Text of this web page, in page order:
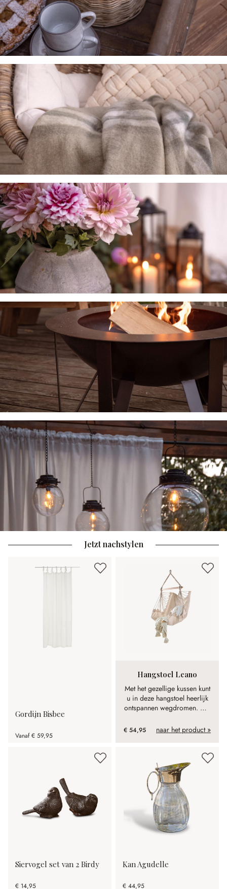
Jetzt nachstylen
Gordijn Bisbee
Vanaf € 59,95
Hangstoel Leano
Met het gezellige kussen kunt
u in deze hangstoel heerlijk
ontspannen wegdromen. Met
berkenhout en sterke touwen
op te hangen.
€ 54,95 naar het product »
Siervogel set van 2 Birdy
€ 14,95
Kan Agudelle
€ 44,95